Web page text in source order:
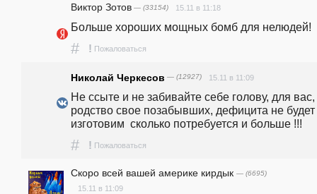
Виктор Зотов — (33154) 15.11 в 11:18
Больше хороших мощных бомб для нелюдей!
# ! Пожаловаться
Николай Черкесов — (12927) 15.11 в 11:09
Не ссыте и не забивайте себе голову, для вас,
родство свое позабывших, дефицита не будет
изготовим  сколько потребуется и больше !!!
# ! Пожаловаться
Скоро всей вашей америке кирдык — (6695)
15.11 в 11:09